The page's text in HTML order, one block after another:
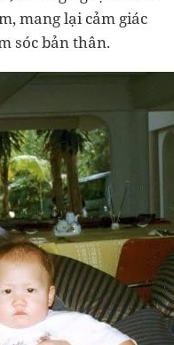
mang lại cảm giác
sóc bản thân.